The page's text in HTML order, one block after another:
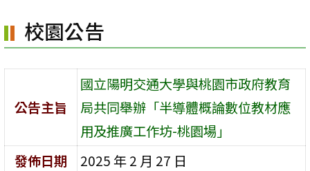
區
校園公告
公告主旨
國立陽明交通大學與桃園市政府教育
局共同舉辦「半導體概論數位教材應
用及推廣工作坊-桃園場」
發佈日期
2025 年 2 月 27 日